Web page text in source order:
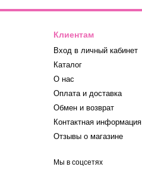
Клиентам
Вход в личный кабинет
Каталог
О нас
Оплата и доставка
Обмен и возврат
Контактная информация
Отзывы о магазине
Мы в соцсетях